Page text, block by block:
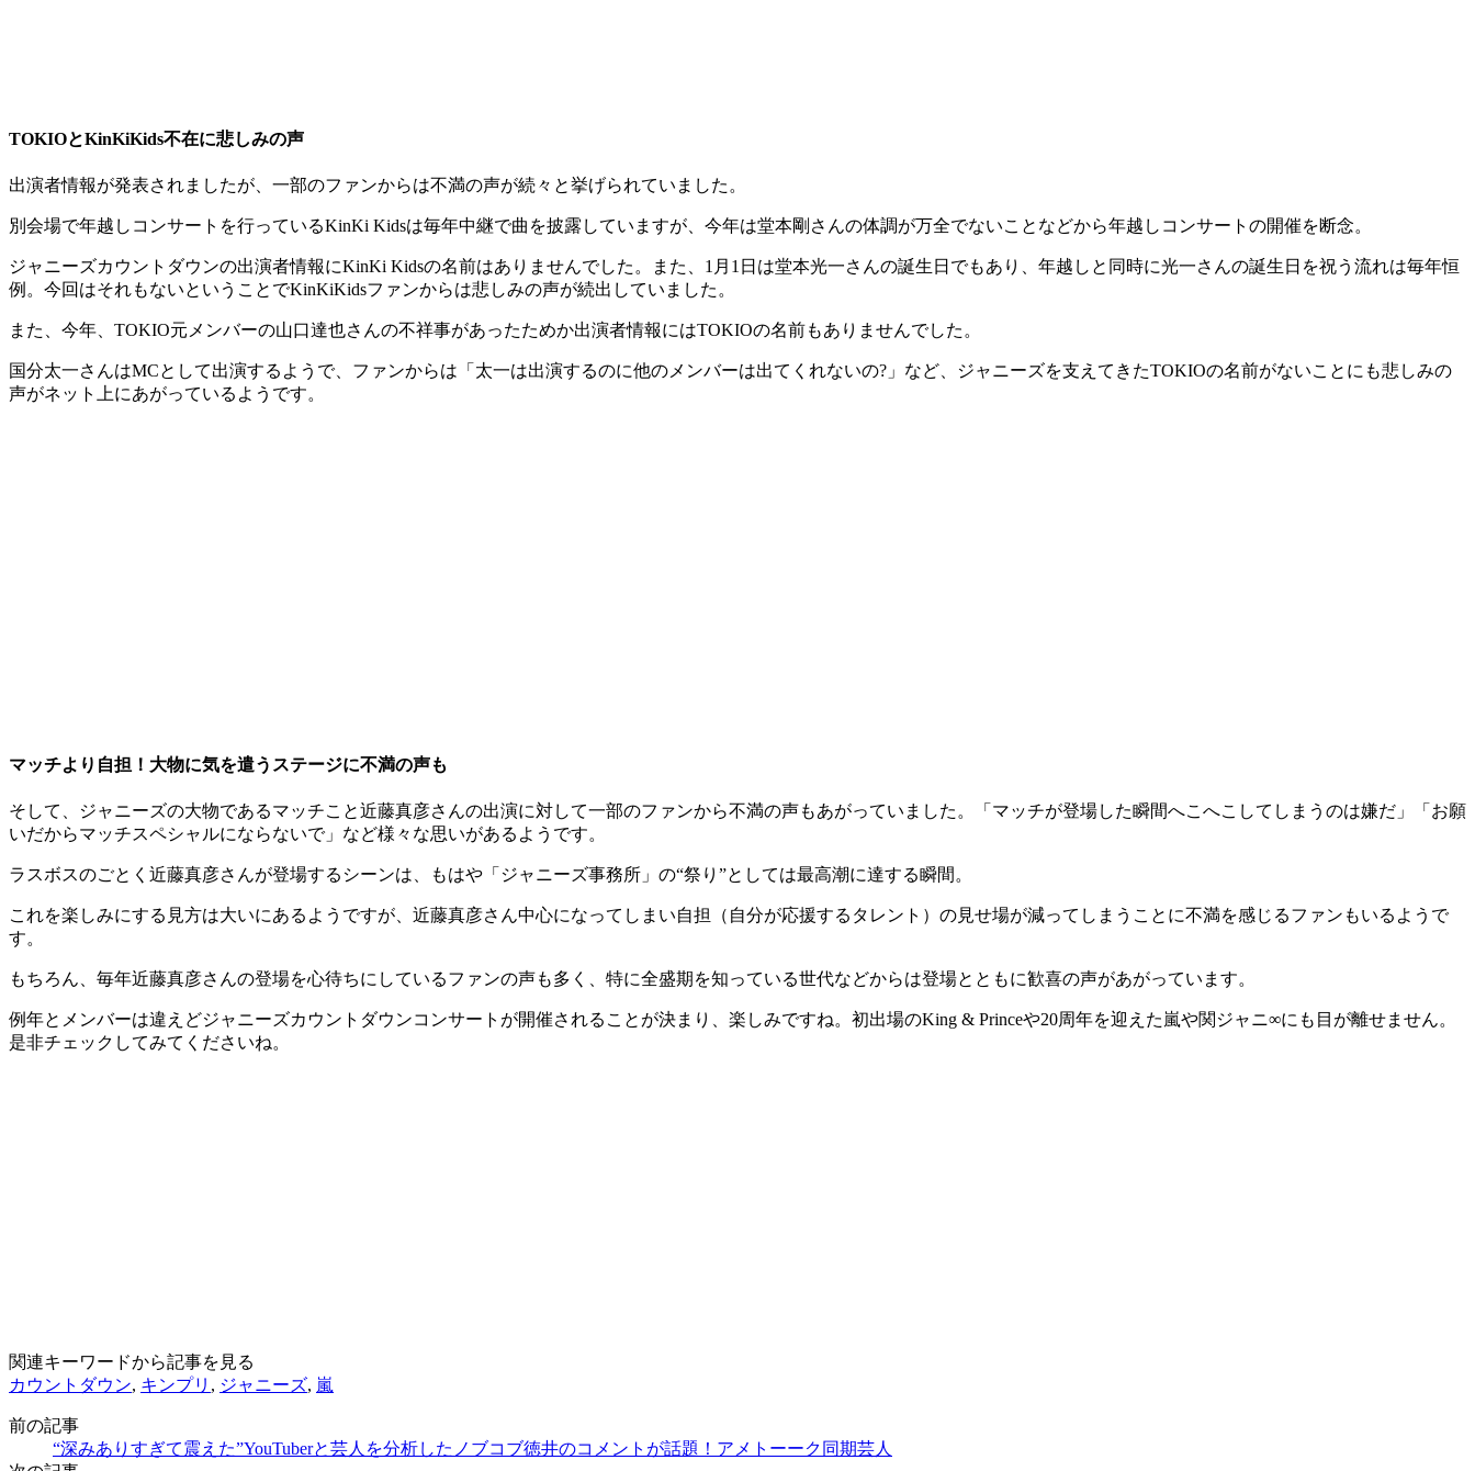
TOKIOとKinKiKids不在に悲しみの声
出演者情報が発表されましたが、一部のファンからは不満の声が続々と挙げられていました。
別会場で年越しコンサートを行っているKinKi Kidsは毎年中継で曲を披露していますが、今年は堂本剛さんの体調が万全でないことなどから年越しコンサートの開催を断念。
ジャニーズカウントダウンの出演者情報にKinKi Kidsの名前はありませんでした。また、1月1日は堂本光一さんの誕生日でもあり、年越しと同時に光一さんの誕生日を祝う流れは毎年恒
例。今回はそれもないということでKinKiKidsファンからは悲しみの声が続出していました。
また、今年、TOKIO元メンバーの山口達也さんの不祥事があったためか出演者情報にはTOKIOの名前もありませんでした。
国分太一さんはMCとして出演するようで、ファンからは「太一は出演するのに他のメンバーは出てくれないの?」など、ジャニーズを支えてきたTOKIOの名前がないことにも悲しみの
声がネット上にあがっているようです。
マッチより自担！大物に気を遣うステージに不満の声も
そして、ジャニーズの大物であるマッチこと近藤真彦さんの出演に対して一部のファンから不満の声もあがっていました。「マッチが登場した瞬間へこへこしてしまうのは嫌だ」「お願
いだからマッチスペシャルにならないで」など様々な思いがあるようです。
ラスボスのごとく近藤真彦さんが登場するシーンは、もはや「ジャニーズ事務所」の“祭り”としては最高潮に達する瞬間。
これを楽しみにする見方は大いにあるようですが、近藤真彦さん中心になってしまい自担（自分が応援するタレント）の見せ場が減ってしまうことに不満を感じるファンもいるようで
す。
もちろん、毎年近藤真彦さんの登場を心待ちにしているファンの声も多く、特に全盛期を知っている世代などからは登場とともに歓喜の声があがっています。
例年とメンバーは違えどジャニーズカウントダウンコンサートが開催されることが決まり、楽しみですね。初出場のKing & Princeや20周年を迎えた嵐や関ジャニ∞にも目が離せません。
是非チェックしてみてくださいね。
関連キーワードから記事を見る
カウントダウン, キンプリ , ジャニーズ, 嵐
前の記事
“深みありすぎて震えた”YouTuberと芸人を分析したノブコブ徳井のコメントが話題！アメトーーク同期芸人